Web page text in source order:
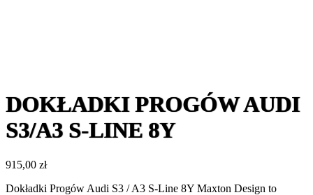
DOKŁADKI PROGÓW AUDI
S3/A3 S-LINE 8Y
915,00 zł
Dokładki Progów Audi S3 / A3 S-Line 8Y Maxton Design to